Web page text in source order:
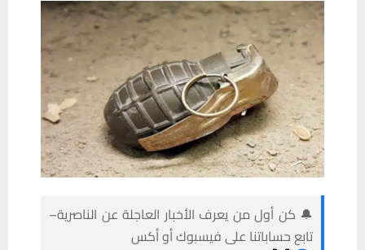
🔔 كن أول من يعرف الأخبار العاجلة عن الناصرية–
تابع حساباتنا على فيسبوك أو أكس